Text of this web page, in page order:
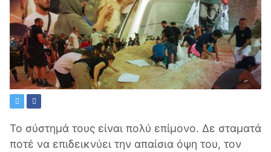
Το σύστημά τους είναι πολύ επίμονο. Δε σταματά
ποτέ να επιδεικνύει την απαίσια όψη του, τον